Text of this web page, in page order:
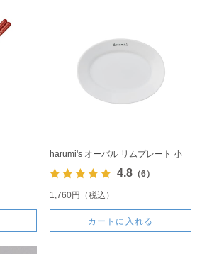
harumi's オーバル リムプレート 小
4.8（6）
1,760円（税込）
カートに入れる